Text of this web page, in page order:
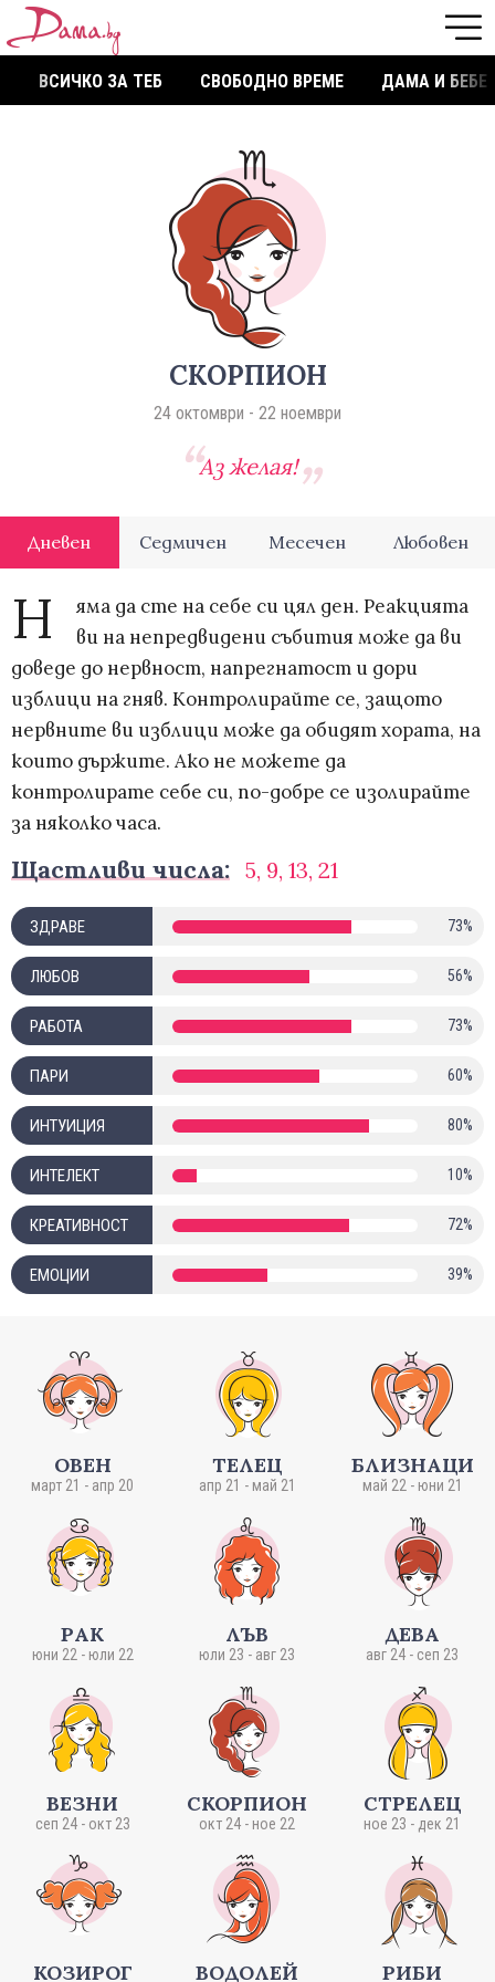
ВСИЧКО ЗА ТЕБ СВОБОДНО ВРЕМЕ ДАМА И БЕБЕ
СКОРПИОН
24 октомври - 22 ноември
Аз желая!
Дневен Седмичен Месечен Любовен
Н
яма да сте на себе си цял ден. Реакцията
ви на непредвидени събития може да ви
доведе до нервност, напрегнатост и дори
изблици на гняв. Контролирайте се, защото
нервните ви изблици може да обидят хората, на
които държите. Ако не можете да
контролирате себе си, по-добре се изолирайте
за няколко часа.
Щастливи числа: 5, 9, 13, 21
ЗДРАВЕ 73%
ЛЮБОВ 56%
РАБОТА 73%
ПАРИ 60%
ИНТУИЦИЯ 80%
ИНТЕЛЕКТ 10%
КРЕАТИВНОСТ 72%
ЕМОЦИИ 39%
ОВЕН
март 21 - апр 20
ТЕЛЕЦ
апр 21 - май 21
БЛИЗНАЦИ
май 22 - юни 21
РАК
юни 22 - юли 22
ЛЪВ
юли 23 - авг 23
ДЕВА
авг 24 - сеп 23
ВЕЗНИ
сеп 24 - окт 23
СКОРПИОН
окт 24 - ное 22
СТРЕЛЕЦ
ное 23 - дек 21
КОЗИРОГ ВОДОЛЕЙ РИБИ